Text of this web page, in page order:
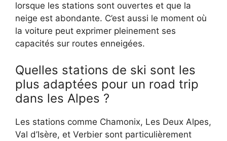
lorsque les stations sont ouvertes et que la
neige est abondante. C’est aussi le moment où
la voiture peut exprimer pleinement ses
capacités sur routes enneigées.
Quelles stations de ski sont les
plus adaptées pour un road trip
dans les Alpes ?
Les stations comme Chamonix, Les Deux Alpes,
Val d’Isère, et Verbier sont particulièrement